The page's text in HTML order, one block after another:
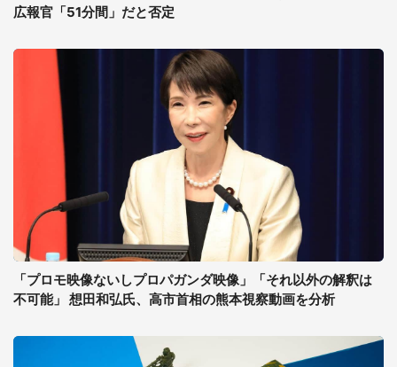
広報官「51分間」だと否定
「プロモ映像ないしプロパガンダ映像」「それ以外の解釈は
不可能」 想田和弘氏、高市首相の熊本視察動画を分析